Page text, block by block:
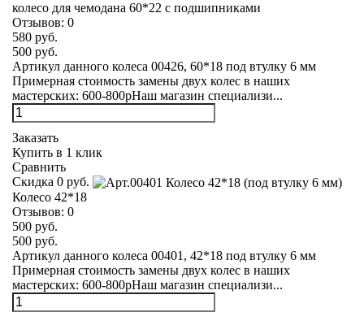
колесо для чемодана 60*22 с подшипниками
Отзывов: 0
580 руб.
500 руб.
Артикул данного колеса 00426, 60*18 под втулку 6 мм
Примерная стоимость замены двух колес в наших
мастерских: 600-800рНаш магазин специализи...
Заказать
Купить в 1 клик
Сравнить
Скидка 0 руб.
Колесо 42*18
Отзывов: 0
500 руб.
500 руб.
Артикул данного колеса 00401, 42*18 под втулку 6 мм
Примерная стоимость замены двух колес в наших
мастерских: 600-800рНаш магазин специализи...